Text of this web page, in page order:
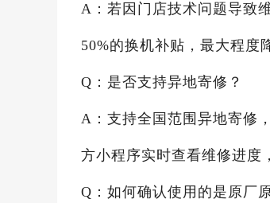
A：若因门店技术问题导致
50%的换机补贴，最大程度
Q：是否支持异地寄修？
A：支持全国范围异地寄修
方小程序实时查看维修进度
Q：如何确认使用的是原厂